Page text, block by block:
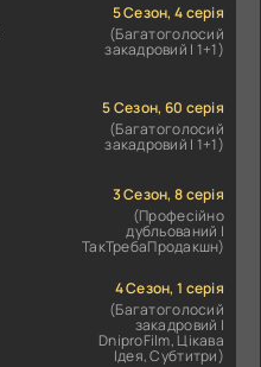
5 Сезон, 4 серія
(Багатоголосий
закадровий | 1+1)
5 Сезон, 60 серія
(Багатоголосий
закадровий | 1+1)
3 Сезон, 8 серія
(Професійно
дубльований |
ТакТребаПродакшн)
4 Сезон, 1 серія
(Багатоголосий
закадровий |
DniproFilm, Цікава
Ідея, Субтитри)